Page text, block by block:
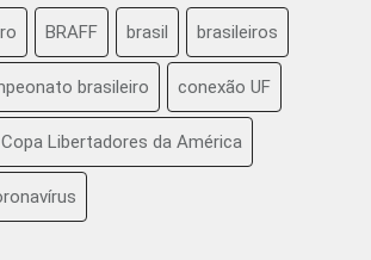
BRAFF brasil brasileiros
brasileiro conexão UF
Copa Libertadores da América